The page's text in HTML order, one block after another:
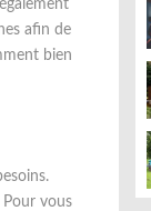
afin de
bien
vous